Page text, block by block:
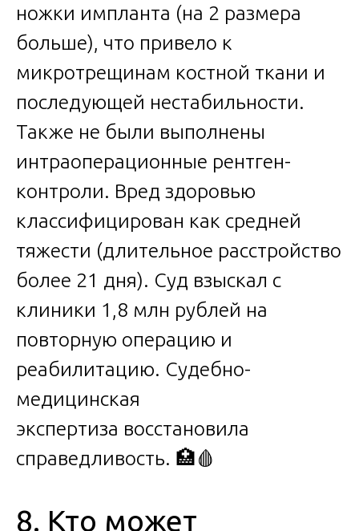
ножки импланта (на 2 размера
больше), что привело к
микротрещинам костной ткани и
последующей нестабильности.
Также не были выполнены
интраоперационные рентген-
контроли. Вред здоровью
классифицирован как средней
тяжести (длительное расстройство
более 21 дня). Суд взыскал с
клиники 1,8 млн рублей на
повторную операцию и
реабилитацию. Судебно-
медицинская
экспертиза восстановила
справедливость. 🏥🩸
8. Кто может